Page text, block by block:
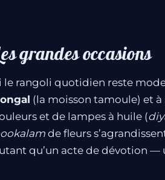
grandes occasions
le rangoli quotidien reste
(la moisson tamoule) et à
et de lampes à huile (
de fleurs
qu’un acte de dévotion —